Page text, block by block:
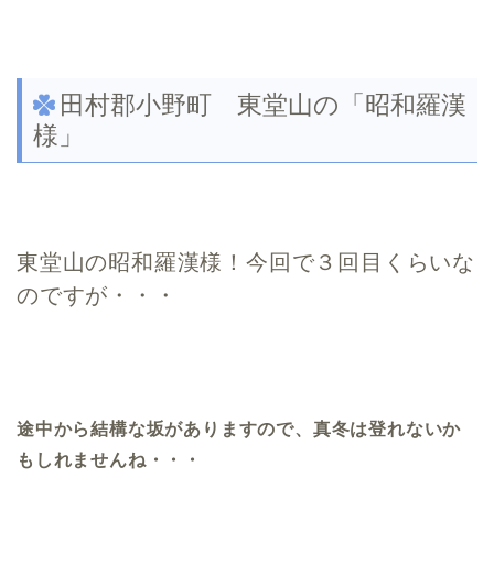
田村郡小野町 東堂山の「昭和羅漢
様」
東堂山の昭和羅漢様！今回で３回目くらいな
のですが・・・
途中から結構な坂がありますので、真冬は登れないか
もしれませんね・・・